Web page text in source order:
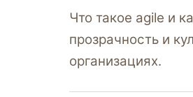
Что такое agile и
прозрачность и
организациях.